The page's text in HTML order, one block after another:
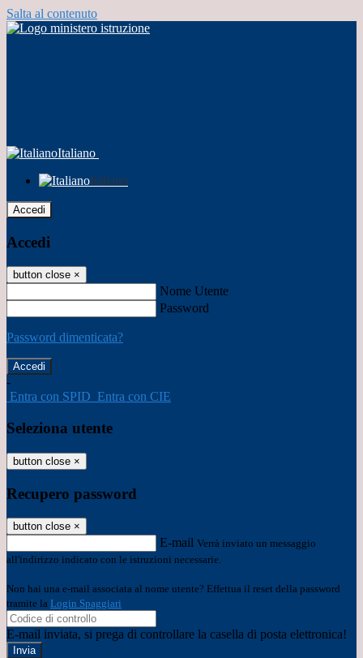
Salta al contenuto
Italiano
Italiano
Accedi
Accedi
button close ×
Nome Utente
Password
Password dimenticata?
-
Entra con SPID Entra con CIE
Seleziona utente
button close ×
Recupero password
button close ×
E-mail Verrà inviato un messaggio
all'indirizzo indicato con le istruzioni necessarie.
Non hai una e-mail associata al nome utente? Effettua il reset della password
tramite la Login Spaggiari
E-mail inviata, si prega di controllare la casella di posta elettronica!